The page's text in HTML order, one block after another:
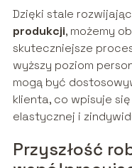
Dzięki stale
produkcji, możemy
skuteczniejsze
wyższy poziom
mogą być
klienta, co wpisuje
elastycznej i
Przyszłość